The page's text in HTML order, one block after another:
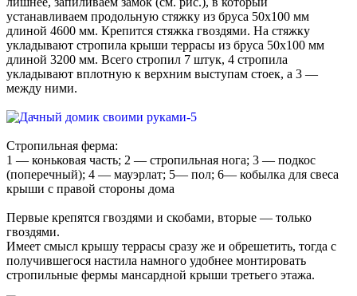
устанавливаем продольную стяжку из бруса 50x100 мм
длиной 4600 мм. Крепится стяжка гвоздями. На стяжку
укладывают стропила крыши террасы из бруса 50x100 мм
длиной 3200 мм. Всего стропил 7 штук, 4 стропила
укладывают вплотную к верхним выступам стоек, а 3 —
между ними.
Стропильная ферма:
1 — коньковая часть; 2 — стропильная нога; 3 — подкос
(поперечный); 4 — мауэрлат; 5— пол; 6— кобылка для свеса
крыши с правой стороны дома
Первые крепятся гвоздями и скобами, вторые — только
гвоздями.
Имеет смысл крышу террасы сразу же и обрешетить, тогда с
получившегося настила намного удобнее монтировать
стропильные фермы мансардной крыши третьего этажа.